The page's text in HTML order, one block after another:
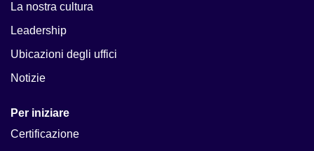
La nostra cultura
Leadership
Ubicazioni degli uffici
Notizie
Per iniziare
Certificazione